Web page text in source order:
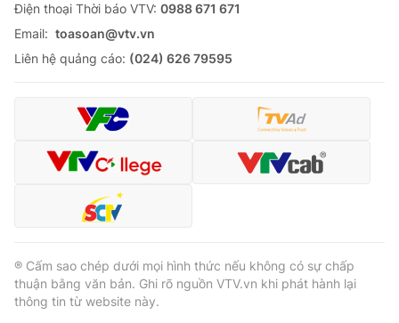
Tư vấn
Chuyên mục khác
Infographic
Shorts video
VTV Sức khoẻ Bất động sản
Ðiện thoại Thời báo VTV: 0988 671 671
Email: toasoan@vtv.vn
Liên hệ quảng cáo: (024) 626 79595
® Cấm sao chép dưới mọi hình thức nếu không có sự chấp
thuận bằng văn bản. Ghi rõ nguồn VTV.vn khi phát hành lại
thông tin từ website này.